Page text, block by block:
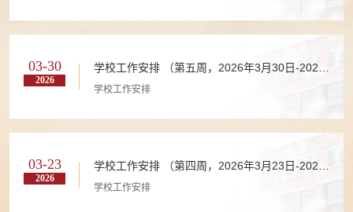
03-30
2026
学校工作安排 （第五周，2026年3月30日-2026
年4月5日）
学校工作安排
03-23
2026
学校工作安排 （第四周，2026年3月23日-2026
年3月29日）
学校工作安排